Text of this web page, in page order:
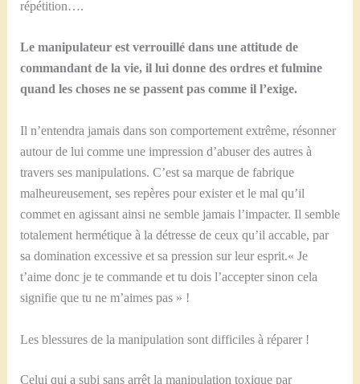
répétition….
Le manipulateur est verrouillé dans une attitude de
commandant de la vie, il lui donne des ordres et fulmine
quand les choses ne se passent pas comme il l’exige.
Il n’entendra jamais dans son comportement extrême, résonner
autour de lui comme une impression d’abuser des autres à
travers ses manipulations. C’est sa marque de fabrique
malheureusement, ses repères pour exister et le mal qu’il
commet en agissant ainsi ne semble jamais l’impacter. Il semble
totalement hermétique à la détresse de ceux qu’il accable, par
sa domination excessive et sa pression sur leur esprit.« Je
t’aime donc je te commande et tu dois l’accepter sinon cela
signifie que tu ne m’aimes pas » !
Les blessures de la manipulation sont difficiles à réparer !
Celui qui a subi sans arrêt la manipulation toxique par